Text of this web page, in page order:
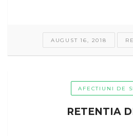
AUGUST 16, 2018
AFECTIUNI DE
RETENTIA